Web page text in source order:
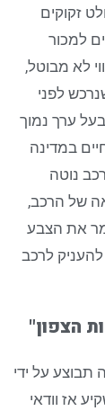
זקוקים
למכור
לא מבוטל,
לפני
ערך נמוך
במדינה
נוטה
של הרכב,
את הצבע
לרכב
הצפון"
תבוצע על ידי
אז וודאי